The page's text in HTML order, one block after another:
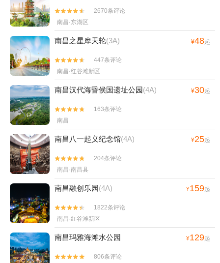


2670条评论
南昌·东湖区
南昌之星摩天轮(3A) ¥48起


447条评论
南昌·红谷滩新区
南昌汉代海昏侯国遗址公园(4A) ¥30起


163条评论
南昌
南昌八一起义纪念馆(4A) ¥25起


204条评论
南昌·南昌县
南昌融创乐园(4A) ¥159起


1822条评论
南昌·红谷滩新区
南昌玛雅海滩水公园 ¥129起

 806条评论